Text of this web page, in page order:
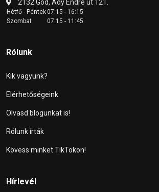
2132 Göd, Ady Endre út 121.
Hétfő - Péntek07:15 - 16:15
Szombat
07:15 - 11:45
Rólunk
Kik vagyunk?
Elérhetőségeink
Olvasd blogunkat is!
Rólunk írták
Kövess minket TikTokon!
Hírlevél